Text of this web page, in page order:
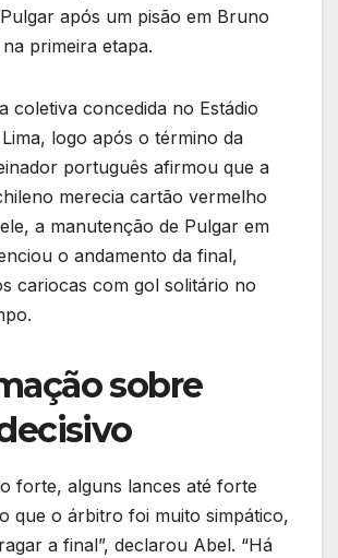
após um pisão em Bruno
primeira etapa.
coletiva concedida no Estádio
logo após o término da
português afirmou que a
merecia cartão vermelho
a manutenção de Pulgar em
o andamento da final,
cariocas com gol solitário no
sobre
forte, alguns lances até forte
que o árbitro foi muito simpático,
a final”, declarou Abel. “Há